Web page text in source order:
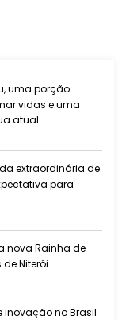
uma porção
vidas e uma
atual
extraordinária de
para
nova Rainha de
Niterói
inovação no Brasil